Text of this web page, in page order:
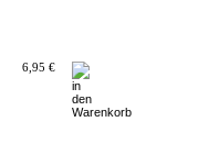
6,95 €